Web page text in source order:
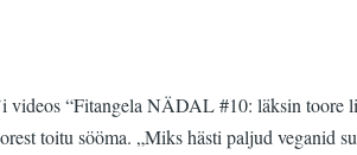
videos “Fitangela NÄDAL #10: läksin
toitu sööma. „Miks hästi paljud